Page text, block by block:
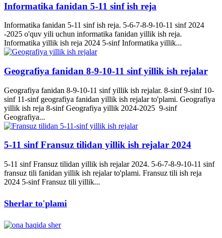
Informatika fanidan 5-11 sinf ish reja
Informatika fanidan 5-11 sinf ish reja. 5-6-7-8-9-10-11 sinf 2024
-2025 o'quv yili uchun informatika fanidan yillik ish reja.
Informatika yillik ish reja 2024 5-sinf Informatika yillik...
Geografiya fanidan 8-9-10-11 sinf yillik ish rejalar
Geografiya fanidan 8-9-10-11 sinf yillik ish rejalar. 8-sinf 9-sinf 10-
sinf 11-sinf geografiya fanidan yillik ish rejalar to'plami. Geografiya
yillik ish reja 8-sinf Geografiya yillik 2024-2025 9-sinf
Geografiya...
5-11 sinf Fransuz tilidan yillik ish rejalar 2024
5-11 sinf Fransuz tilidan yillik ish rejalar 2024. 5-6-7-8-9-10-11 sinf
fransuz tili fanidan yillik ish rejalar to'plami. Fransuz tili ish reja
2024 5-sinf Fransuz tili yillik...
Sherlar to'plami